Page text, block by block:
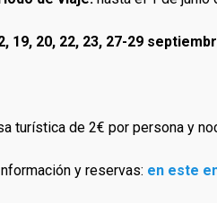
19, 20, 22, 23, 27-29
turística de 2€ por persona y
y reservas: en este